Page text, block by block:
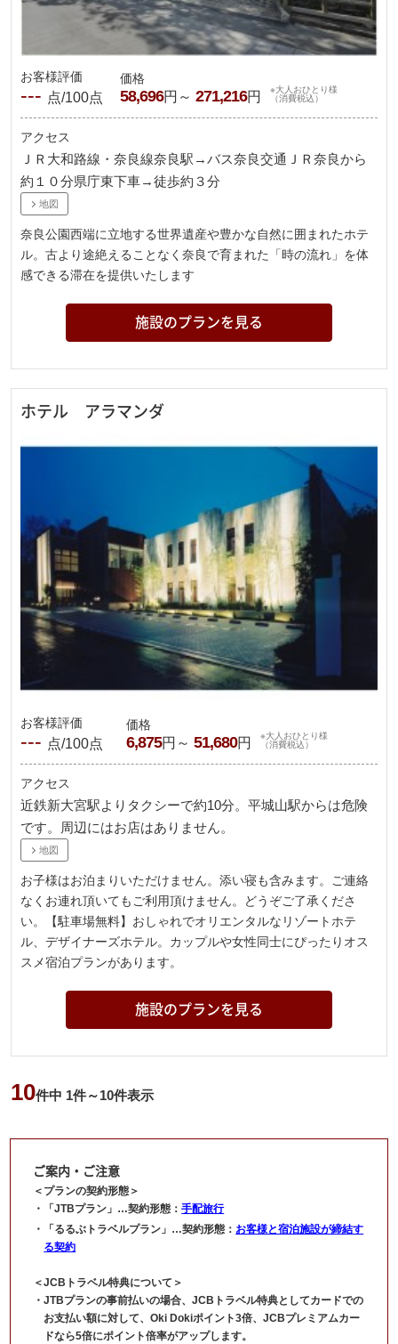
お客様評価
--- 点/100点
価格
58,696円～ 271,216円
※大人おひとり様
（消費税込）
アクセス
ＪＲ大和路線・奈良線奈良駅→バス奈良交通ＪＲ奈良から
約１０分県庁東下車→徒歩約３分
地図
奈良公園西端に立地する世界遺産や豊かな自然に囲まれたホテ
ル。古より途絶えることなく奈良で育まれた「時の流れ」を体
感できる滞在を提供いたします
施設のプランを見る
ホテル アラマンダ
お客様評価
--- 点/100点
価格
6,875円～ 51,680円
※大人おひとり様
（消費税込）
アクセス
近鉄新大宮駅よりタクシーで約10分。平城山駅からは危険
です。周辺にはお店はありません。
地図
お子様はお泊まりいただけません。添い寝も含みます。ご連絡
なくお連れ頂いてもご利用頂けません。どうぞご了承くださ
い。【駐車場無料】おしゃれでオリエンタルなリゾートホテ
ル、デザイナーズホテル。カップルや女性同士にぴったりオス
スメ宿泊プランがあります。
施設のプランを見る
10件中 1件～10件表示
ご案内・ご注意
＜プランの契約形態＞
「JTBプラン」…契約形態：手配旅行
「るるぶトラベルプラン」…契約形態： お客様と宿泊施設が締結す
る契約
＜JCBトラベル特典について＞
JTBプランの事前払いの場合、JCBトラベル特典としてカードでの
お支払い額に対して、Oki Dokiポイント3倍、JCBプレミアムカー
ドなら5倍にポイント倍率がアップします。